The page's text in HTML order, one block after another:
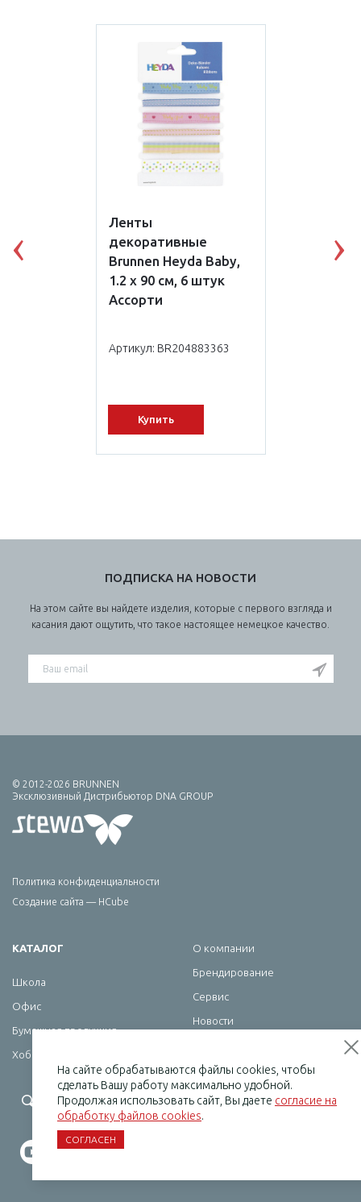
Ленты
декоративные
Brunnen Heyda Baby,
1.2 х 90 см, 6 штук
Ассорти
Артикул: BR204883363
Купить
ПОДПИСКА НА НОВОСТИ
На этом сайте вы найдете изделия, которые с первого взгляда и
касания дают ощутить, что такое настоящее немецкое качество.
© 2012-2026 BRUNNEN
Эксклюзивный Дистрибьютор DNA GROUP
Политика конфиденциальности
Создание сайта — HCube
КАТАЛОГ
Школа
Офис
Бумажная продукция
Хобби
О компании
Брендирование
Сервис
Новости
+7 (495) 232-07-08
На сайте обрабатываются файлы cookies, чтобы
сделать Вашу работу максимально удобной.
Продолжая использовать сайт, Вы даете согласие на
обработку файлов cookies.
СОГЛАСЕН